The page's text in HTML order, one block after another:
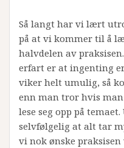
Så langt har vi lært
på at vi kommer til å
halvdelen av
erfart er at ingenting
viker helt umulig, så
enn man tror hvis
lese seg opp på
selvfølgelig at alt tar
vi nok ønske praksisen